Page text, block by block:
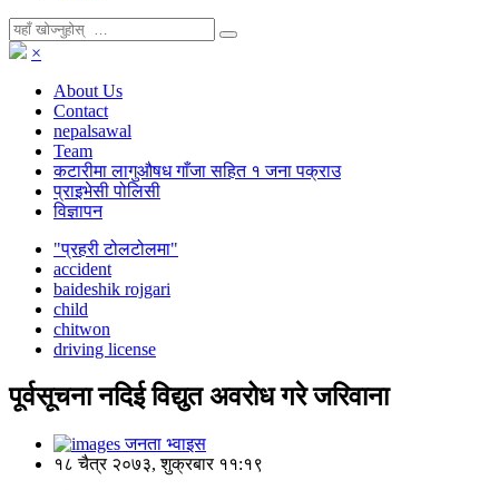
×
About Us
Contact
nepalsawal
Team
कटारीमा लागुऔषध गाँजा सहित १ जना पक्राउ
प्राइभेसी पोलिसी
विज्ञापन
"प्रहरी टोलटोलमा"
accident
baideshik rojgari
child
chitwon
driving license
पूर्वसूचना नदिई विद्युत अवरोध गरे जरिवाना
जनता भ्वाइस
१८ चैत्र २०७३, शुक्रबार ११:१९